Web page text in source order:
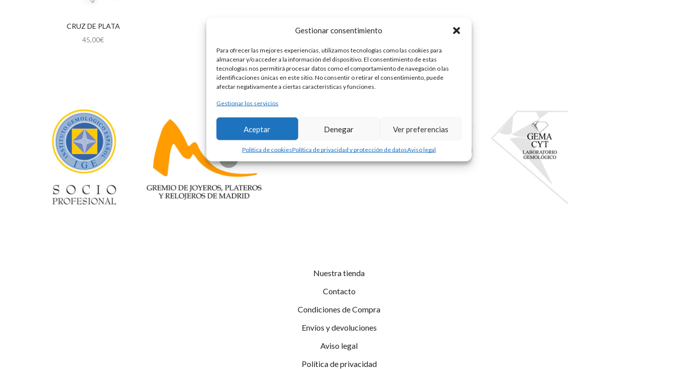
Gestionar consentimiento
Para ofrecer las mejores experiencias, utilizamos tecnologías como las cookies para
almacenar y/o acceder a la información del dispositivo. El consentimiento de estas
tecnologías nos permitirá procesar datos como el comportamiento de navegación o las
identificaciones únicas en este sitio. No consentir o retirar el consentimiento, puede
afectar negativamente a ciertas características y funciones.
Gestionar los servicios
Aceptar Denegar Ver preferencias
Política de cookiesPolítica de privacidad y protección de datosAviso legal
CRUZ DE PLATA
45,00€
Nuestra tienda
Contacto
Condiciones de Compra
Envíos y devoluciones
Aviso legal
Política de privacidad